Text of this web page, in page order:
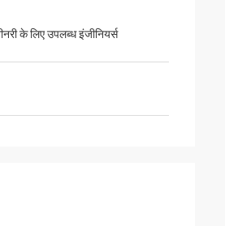
के लिए उपलब्ध इंजीनियर्स